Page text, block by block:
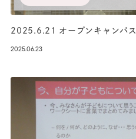
2025.6.21 オープンキャンパス
2025.06.23